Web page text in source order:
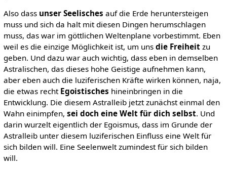
Also dass unser Seelisches auf die Erde heruntersteigen
muss und sich da halt mit diesen Dingen herumschlagen
muss, das war im göttlichen Weltenplane vorbestimmt. Eben
weil es die einzige Möglichkeit ist, um uns die Freiheitzu
geben. Und dazu war auch wichtig, dass eben in demselben
Astralischen, das dieses hohe Geistige aufnehmen kann,
aber eben auch die luziferischen Kräfte wirken können, naja,
die etwas recht Egoistisches hineinbringen in die
Entwicklung. Die diesem Astralleib jetzt zunächst einmal den
Wahn einimpfen, sei doch eine Welt für dich selbst. Und
darin wurzelt eigentlich der Egoismus, dass im Grunde der
Astralleib unter diesem luziferischen Einfluss eine Welt für
sich bilden will. Eine Seelenwelt zumindest für sich bilden
will.